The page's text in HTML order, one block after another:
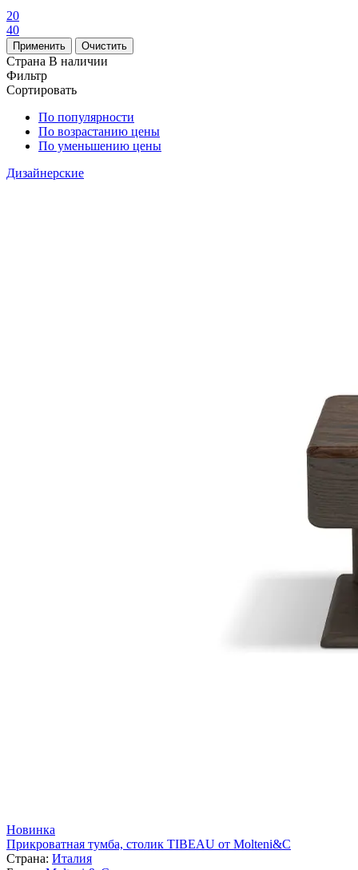
20
40
Страна В наличии
Фильтр
Сортировать
По популярности
По возрастанию цены
По уменьшению цены
Дизайнерские
Новинка
Прикроватная тумба, столик TIBEAU от Molteni&C
Страна: Италия